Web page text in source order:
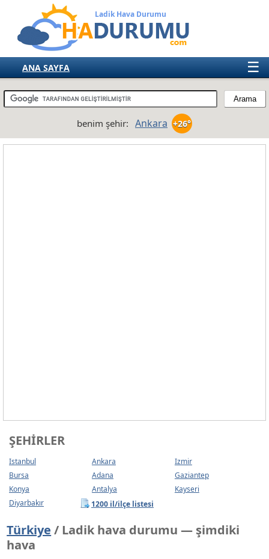
Ladik Hava Durumu
☰
ANA SAYFA
TÜRKİYE
AVRUPA
benim şehir: Ankara +26°
ŞEHIRLER
Istanbul Ankara
Izmir
Bursa
Adana
Gaziantep
Konya
Antalya
Kayseri
Diyarbakır
1200 il/ilçe listesi
Türkiye / Ladik hava durumu — şimdiki
hava